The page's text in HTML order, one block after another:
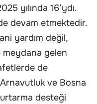
yılında 16’ydı.
devam etmektedir.
yardım değil,
meydana gelen
de
ve Bosna
desteği